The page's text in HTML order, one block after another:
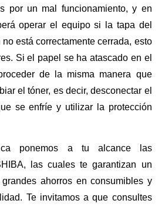
por un mal funcionamiento, y en
operar el equipo si la tapa del
está correctamente cerrada, esto
Si el papel se ha atascado en el
de la misma manera que
el tóner, es decir, desconectar el
se enfríe y utilizar la protección
ponemos a tu alcance las
las cuales te garantizan un
ahorros en consumibles y
Te invitamos a que consultes